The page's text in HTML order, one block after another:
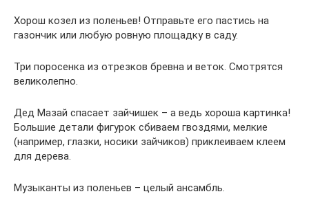
Хорош козел из поленьев! Отправьте его пастись на
газончик или любую ровную площадку в саду.
Три поросенка из отрезков бревна и веток. Смотрятся
великолепно.
Дед Мазай спасает зайчишек – а ведь хороша картинка!
Большие детали фигурок сбиваем гвоздями, мелкие
(например, глазки, носики зайчиков) приклеиваем клеем
для дерева.
Музыканты из поленьев – целый ансамбль.